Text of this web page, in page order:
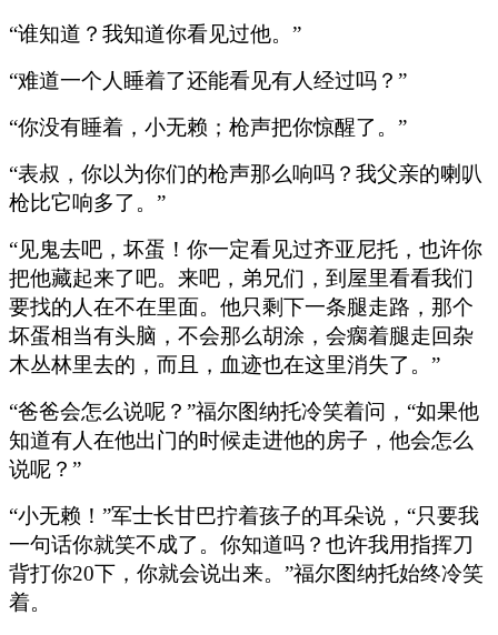
“谁知道？我知道你看见过他。”
“难道一个人睡着了还能看见有人经过吗？”
“你没有睡着，小无赖；枪声把你惊醒了。”
“表叔，你以为你们的枪声那么响吗？我父亲的喇叭
枪比它响多了。”
“见鬼去吧，坏蛋！你一定看见过齐亚尼托，也许你
把他藏起来了吧。来吧，弟兄们，到屋里看看我们
要找的人在不在里面。他只剩下一条腿走路，那个
坏蛋相当有头脑，不会那么胡涂，会瘸着腿走回杂
木丛林里去的，而且，血迹也在这里消失了。”
“爸爸会怎么说呢？”福尔图纳托冷笑着问，“如果他
知道有人在他出门的时候走进他的房子，他会怎么
说呢？”
“小无赖！”军士长甘巴拧着孩子的耳朵说，“只要我
一句话你就笑不成了。你知道吗？也许我用指挥刀
背打你20下，你就会说出来。”福尔图纳托始终冷笑
着。